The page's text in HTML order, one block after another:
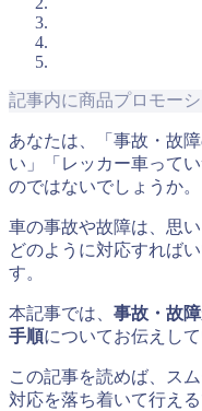
記事内に商品プロモー
あなたは、「事故・故
い」「レッカー車って
のではないでしょうか。
車の事故や故障は、思
どのように対応すれば
す。
本記事では、 事故・故
手順についてお伝えして
この記事を読めば、ス
対応を落ち着いて行え